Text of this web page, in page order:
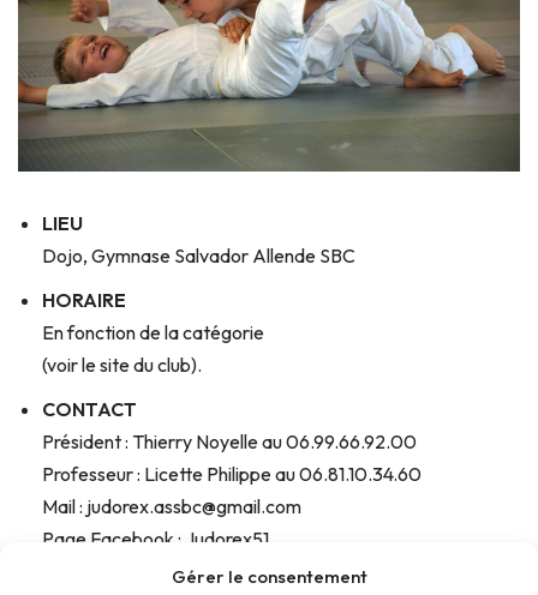
Gérer le consentement
LIEU
Dojo, Gymnase Salvador Allende SBC
HORAIRE
En fonction de la catégorie
(voir le site du club).
CONTACT
Président : Thierry Noyelle au 06.99.66.92.00
Professeur : Licette Philippe au 06.81.10.34.60
Mail : judorex.assbc@gmail.com
Page Facebook : Judorex51
Site internet : //www.ffjudo.com/club-judorex-assbc